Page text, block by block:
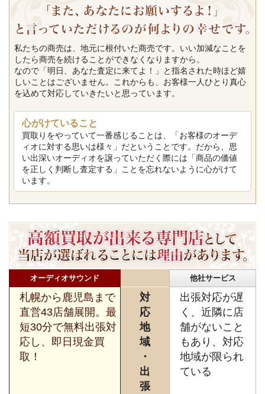
私たちの商売は、地元に根付いた商売です。いい加減なことを
したら商売を続けることができなくなりますから。
なので「明日、あなた査定に来てよ！」と指名された時ほど嬉
しいことはございません。これからも、お客様一人ひとり真心
を込めて対応していきたいと思っています。
心がけていること
買取りをやっていて一番感じることは、「お客様のオーデ
ィオに対する思いは様々」だということです。だから、思
い出深いオーディオを譲っていただく際には「商品の価値
を正しく判断し査定する」ことを忘れないように心がけて
います。
オーディオサウンド 他社サービス
札幌から鹿児島まで
直営43店舗展開。最
短30分で無料出張対
応し、即日現金買
取！
対
応
地
域
・
出
張
出張対応が遅
く、近隣に店
舗がないこと
もあり、対応
地域が限られ
ている